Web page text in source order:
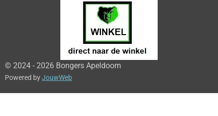
© 2024 - 2026 Bongers Apeldoorn
Powered byJouwWeb